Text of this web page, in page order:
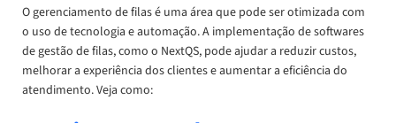
O gerenciamento de filas é uma área que pode ser otimizada com
o uso de tecnologia e automação. A implementação de softwares
de gestão de filas, como o NextQS, pode ajudar a reduzir custos,
melhorar a experiência dos clientes e aumentar a eficiência do
atendimento. Veja como: